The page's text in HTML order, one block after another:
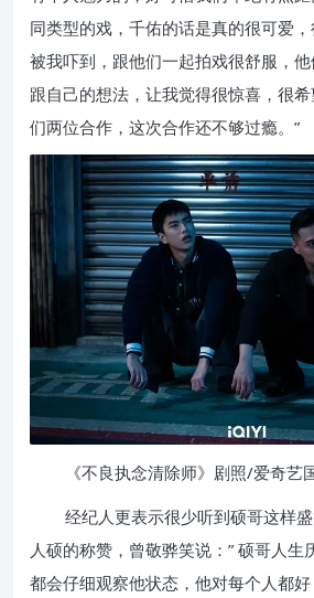
同类型的戏，千佑的话是真的很可爱
被我吓到，跟他们一起拍戏很舒服，他
跟自己的想法，让我觉得很惊喜，很
们两位合作，这次合作还不够过瘾。”
《不良执念清除师》剧照/爱奇艺
经纪人更表示很少听到硕哥这样
人硕的称赞，曾敬骅笑说：” 硕哥人生
都会仔细观察他状态，他对每个人都